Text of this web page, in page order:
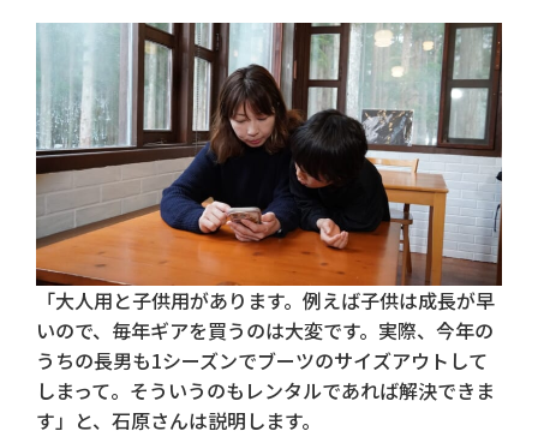
「大人用と子供用があります。例えば子供は成長が早
いので、毎年ギアを買うのは大変です。実際、今年の
うちの長男も1シーズンでブーツのサイズアウトして
しまって。そういうのもレンタルであれば解決できま
す」と、石原さんは説明します。